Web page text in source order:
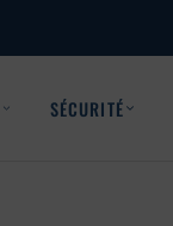
SÉCURITÉ